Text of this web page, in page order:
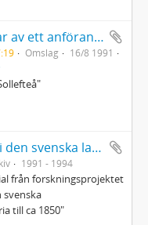
Manuskript till delar av ett anförande i Arvidsjaur för inlandsbanans räddning
Omslag
16/8 1991
I periferin. Studier i den svenska landsortsteaterns historia till ca 1850
1991 - 1994
från forskningsprojektet
svenska
till ca 1850"